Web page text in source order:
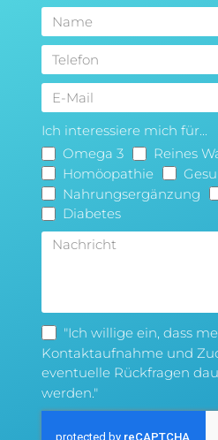
Ich interessiere mich für...
Omega 3
Reines
Homöopathie
Nahrungsergänzung
Diabetes
"Ich willige ein, dass
Kontaktaufnahme und
eventuelle Rückfragen
werden."